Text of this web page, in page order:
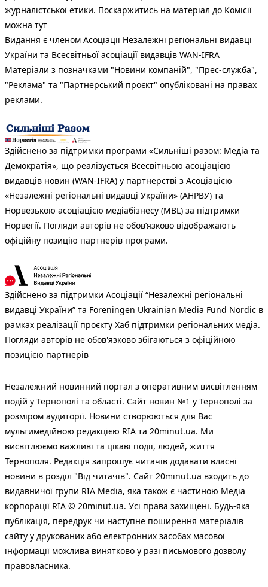
журналістської етики. Поскаржитись на матеріал до Комісії
можна тут
Видання є членом Асоціації Незалежні регіональні видавці
України та Всесвітньої асоціації видавців WAN-IFRA
Матеріали з позначками "Новини компаній", "Прес-служба",
"Реклама" та "Партнерський проєкт" опубліковані на правах
реклами.
Здійснено за підтримки програми «Сильніші разом: Медіа та
Демократія», що реалізується Всесвітньою асоціацією
видавців новин (WAN-IFRA) у партнерстві з Асоціацією
«Незалежні регіональні видавці України» (АНРВУ) та
Норвезькою асоціацією медіабізнесу (MBL) за підтримки
Норвегії. Погляди авторів не обов’язково відображають
офіційну позицію партнерів програми.
Здійснено за підтримки Асоціації “Незалежні регіональні
видавці України” та Foreningen Ukrainian Media Fund Nordic в
рамках реалізації проєкту Хаб підтримки регіональних медіа.
Погляди авторів не обов'язково збігаються з офіційною
позицією партнерів
Незалежний новинний портал з оперативним висвітленням
подій у Тернополі та області. Сайт новин №1 у Тернополі за
розміром аудиторії. Новини створюються для Вас
мультимедійною редакцією RIA та 20minut.ua. Ми
висвітлюємо важливі та цікаві події, людей, життя
Тернополя. Редакція запрошує читачів додавати власні
новини в розділ "Від читачів". Сайт 20minut.ua входить до
видавничої групи RIA Media, яка також є частиною Медіа
корпорації RIA © 20minut.ua. Усі права захищені. Будь-яка
публiкацiя, передрук чи наступне поширення матеріалів
сайту у друкованих або електронних засобах масової
інформації можлива винятково у разі письмового дозволу
правовласника.